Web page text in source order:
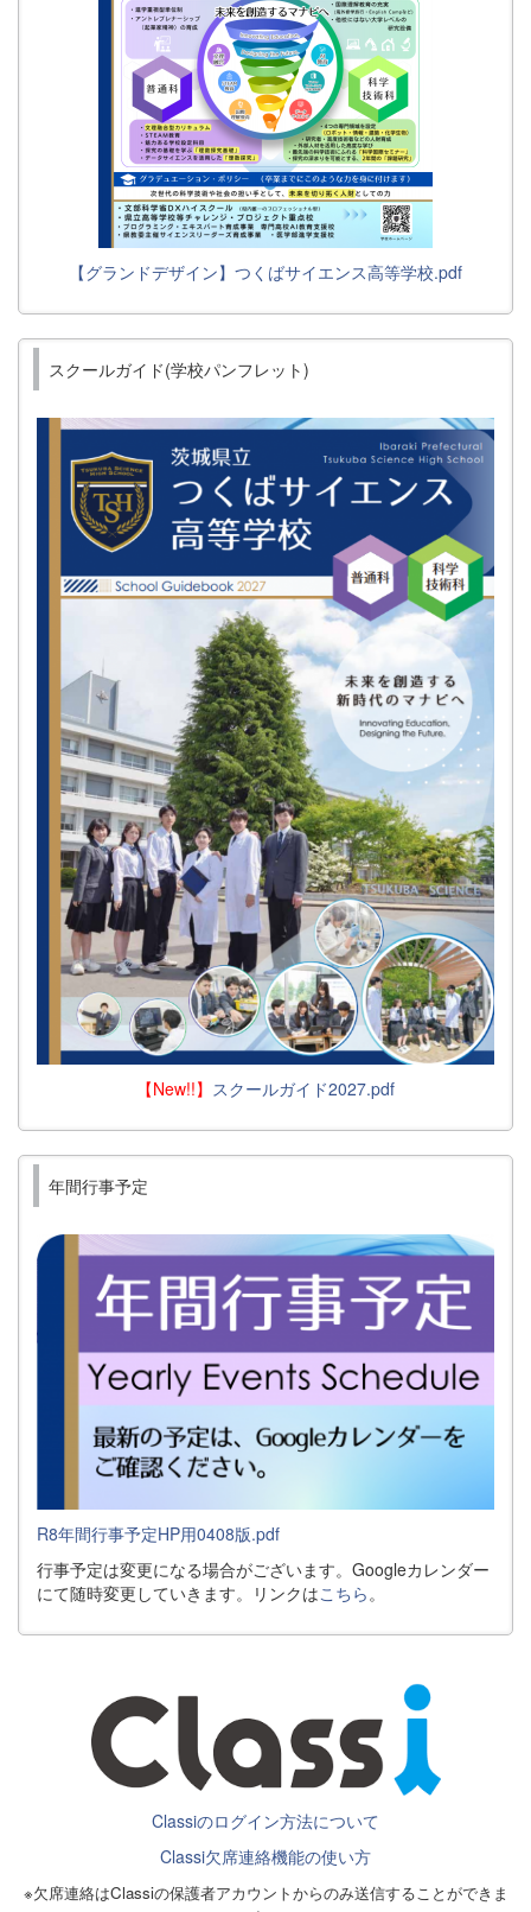
【グランドデザイン】つくばサイエンス高等学校.pdf
スクールガイド(学校パンフレット)
【New!!】 スクールガイド2027.pdf
年間行事予定
R8年間行事予定HP用0408版.pdf
行事予定は変更になる場合がございます。Googleカレンダー
にて随時変更していきます。リンクはこちら。
Classiのログイン方法について
Classi欠席連絡機能の使い方
※欠席連絡はClassiの保護者アカウントからのみ送信することができま